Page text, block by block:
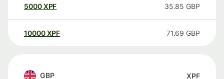
5000XPF 35.85 GBP
10000 XPF 71.69 GBP
GBP XPF